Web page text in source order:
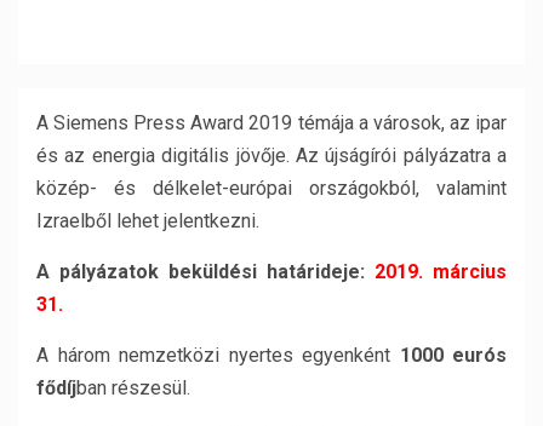
A Siemens Press Award 2019 témája a városok, az ipar
és az energia digitális jövője. Az újságírói pályázatra a
közép- és délkelet-európai országokból, valamint
Izraelből lehet jelentkezni.
A pályázatok beküldési határideje: 2019. március
31.
A három nemzetközi nyertes egyenként 1000 eurós
fődíjban részesül.